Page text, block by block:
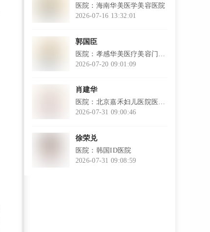
医院：海南华美医学美容医院
2026-07-16 13:32:01
郭国臣
医院：孝感华美医疗美容门诊
部
2026-07-20 09:01:09
肖建华
医院：北京嘉禾妇儿医院医疗
美容科
2026-07-31 09:00:46
徐荣兑
医院：韩国ID医院
2026-07-31 09:08:59